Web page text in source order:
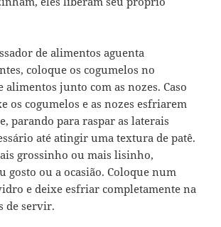
de alimentos aguenta
coloque os cogumelos no
alimentos junto com as nozes. Caso
os cogumelos e as nozes esfriarem
parando para raspar as laterais
até atingir uma textura de patê.
grossinho ou mais lisinho,
gosto ou a ocasião. Coloque num
e deixe esfriar completamente na
de servir.